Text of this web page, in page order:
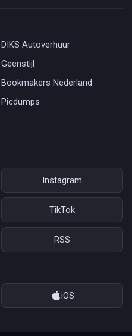
DIKS Autoverhuur
Geenstijl
Bookmakers Nederland
Picdumps
Instagram
TikTok
RSS
iOS